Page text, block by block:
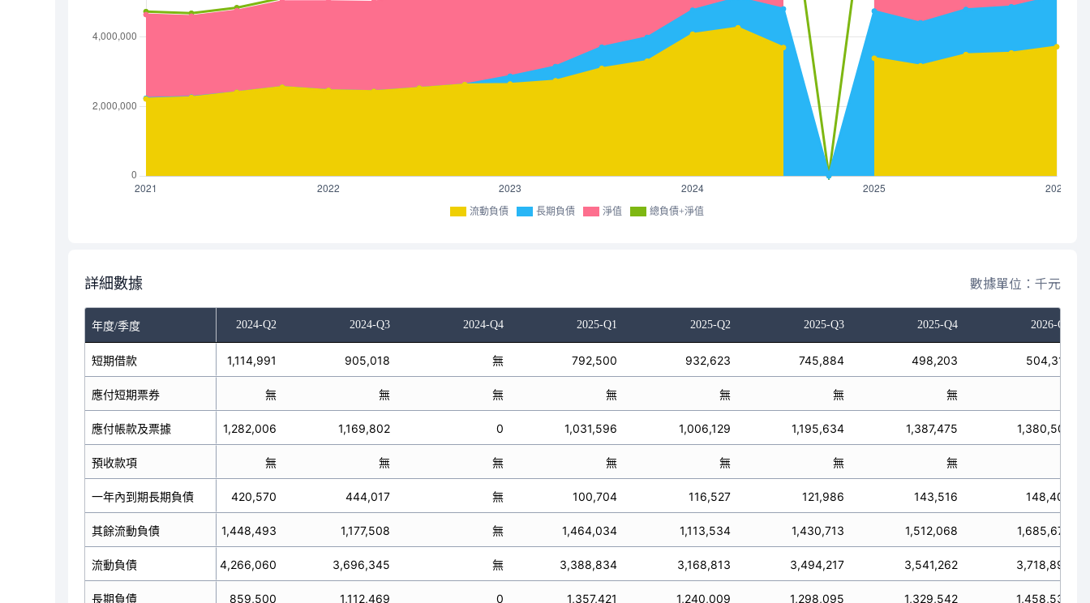
流動負債 長期負債 淨值 總負債+淨值
詳細數據 數據單位：千元
年度/季度2024-Q1 2024-Q2 2024-Q3 2024-Q4 2025-Q1 2025-Q2 2025-Q3 2025-Q4 2026-Q1
短期借款
應付短期票券
應付帳款及票據
預收款項
一年內到期長期負債
其餘流動負債
流動負債
長期負債
575,511 1,114,991 905,018 無 792,500 932,623 745,884 498,203 504,318
無 無 無 無 無 無 無 無
1,229,337 1,282,006 1,169,802 0 1,031,596 1,006,129 1,195,634 1,387,475 1,380,502
無 無 無 無 無 無 無
412,951 420,570 444,017 無 100,704 116,527 121,986 143,516 148,406
1,862,041 1,448,493 1,177,508 無 1,464,034 1,113,534 1,430,713 1,512,068 1,685,673
4,079,840 4,266,060 3,696,345 無 3,388,834 3,168,813 3,494,217 3,541,262 3,718,899
691,154 859,500 1,112,469 0 1,357,421 1,240,009 1,298,095 1,329,542 1,458,534